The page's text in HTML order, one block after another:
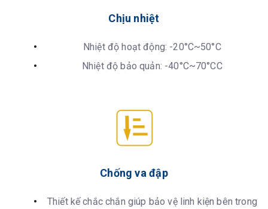
Chịu nhiệt
Nhiệt độ hoạt động: -20°C~50°C
Nhiệt độ bảo quản: -40°C~70°CC
Chống va đập
Thiết kế chắc chắn giúp bảo vệ linh kiện bên trong